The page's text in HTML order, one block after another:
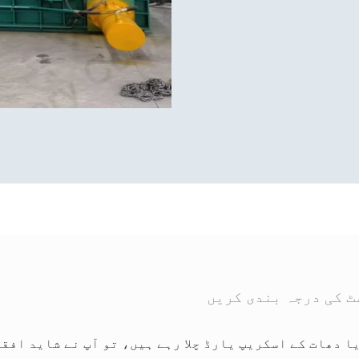
کی درجہ بندی کریں
دھات کے اسکریپ یارڈ چلا رہے ہیں، تو آپ نے شاید